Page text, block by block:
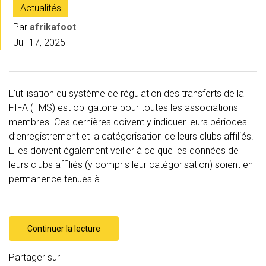
Actualités
Par afrikafoot
Juil 17, 2025
L’utilisation du système de régulation des transferts de la
FIFA (TMS) est obligatoire pour toutes les associations
membres. Ces dernières doivent y indiquer leurs périodes
d’enregistrement et la catégorisation de leurs clubs affiliés.
Elles doivent également veiller à ce que les données de
leurs clubs affiliés (y compris leur catégorisation) soient en
permanence tenues à
Continuer la lecture
Partager sur